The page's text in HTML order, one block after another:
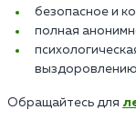
безопасное и
полная
выздоровлению.
Обращайтесь для